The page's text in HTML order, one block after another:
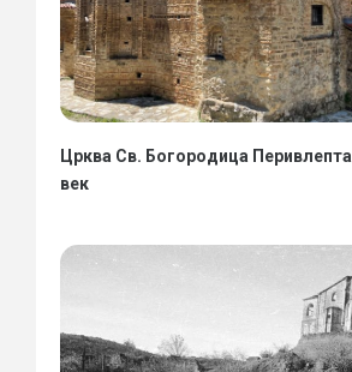
Црква Св. Богородица
век